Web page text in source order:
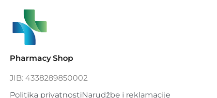
Pharmacy Shop
JIB: 4338289850002
Politika privatnostiNarudžbe i reklamacije